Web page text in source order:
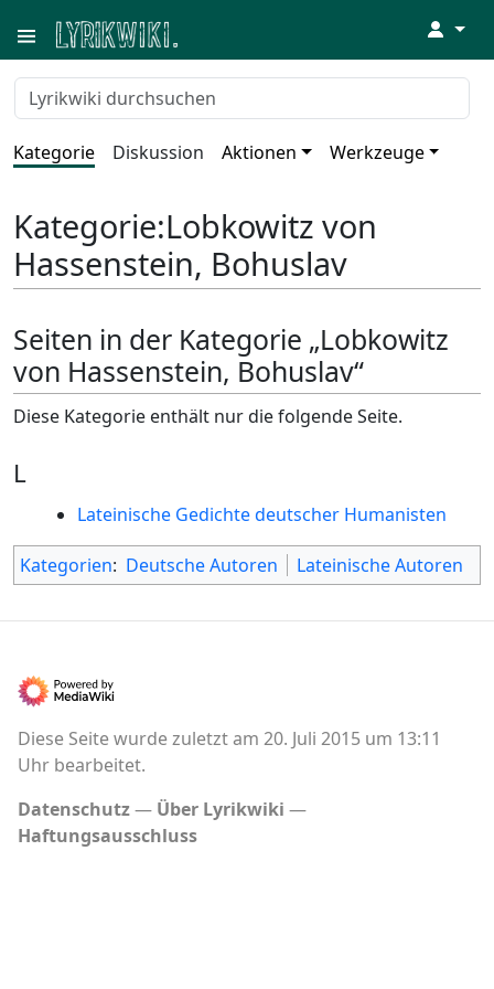
↓
Kategorie Diskussion Aktionen Werkzeuge
Kategorie:Lobkowitz von
Hassenstein, Bohuslav
Seiten in der Kategorie „Lobkowitz
von Hassenstein, Bohuslav“
Diese Kategorie enthält nur die folgende Seite.
L
Lateinische Gedichte deutscher Humanisten
Kategorien: Deutsche Autoren Lateinische Autoren
Diese Seite wurde zuletzt am 20. Juli 2015 um 13:11
Uhr bearbeitet.
Datenschutz
Über Lyrikwiki
Haftungsausschluss